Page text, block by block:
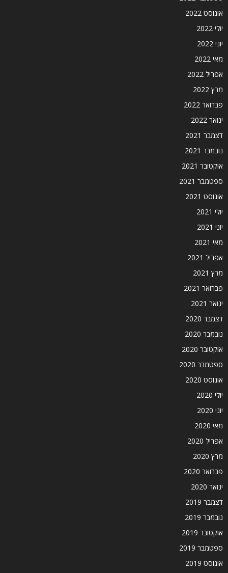
אוגוסט 2022
יולי 2022
יוני 2022
מאי 2022
אפריל 2022
מרץ 2022
פברואר 2022
ינואר 2022
דצמבר 2021
נובמבר 2021
אוקטובר 2021
ספטמבר 2021
אוגוסט 2021
יולי 2021
יוני 2021
מאי 2021
אפריל 2021
מרץ 2021
פברואר 2021
ינואר 2021
דצמבר 2020
נובמבר 2020
אוקטובר 2020
ספטמבר 2020
אוגוסט 2020
יולי 2020
יוני 2020
מאי 2020
אפריל 2020
מרץ 2020
פברואר 2020
ינואר 2020
דצמבר 2019
נובמבר 2019
אוקטובר 2019
ספטמבר 2019
אוגוסט 2019